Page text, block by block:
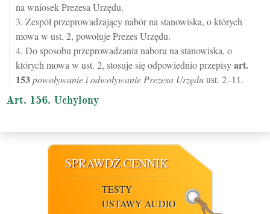
na wniosek Prezesa Urzędu.
3. Zespół przeprowadzający nabór na stanowiska, o których
mowa w ust. 2, powołuje Prezes Urzędu.
4. Do sposobu przeprowadzania naboru na stanowiska, o
których mowa w ust. 2, stosuje się odpowiednio przepisyart.
153powoływanie i odwoływanie Prezesa Urzęduust. 2–11.
Art. 156. Uchylony
SPRAWDŹ CENNIK
TESTY
USTAWY AUDIO